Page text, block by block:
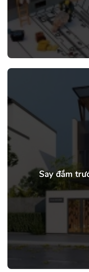
Say đắm